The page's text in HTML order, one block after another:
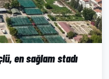
en sağlam stadı